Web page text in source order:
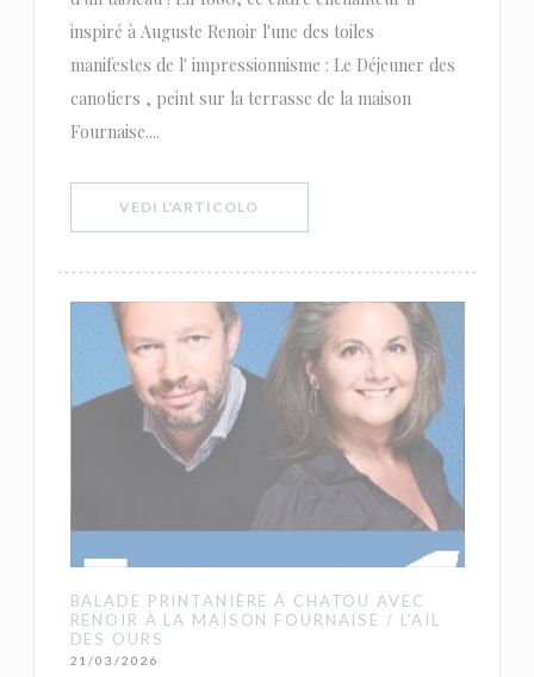
inspiré à Auguste Renoir l'une des toiles
manifestes de l' impressionnisme : Le Déjeuner des
canotiers , peint sur la terrasse de la maison
Fournaise....
VEDI L'ARTICOLO
BALADE PRINTANIÈRE À CHATOU AVEC
RENOIR À LA MAISON FOURNAISE / L'AIL
DES OURS
21/03/2026